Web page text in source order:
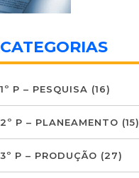
CATEGORIAS
1º P – PESQUISA (16)
2º P – PLANEAMENTO (15)
3º P – PRODUÇÃO (27)